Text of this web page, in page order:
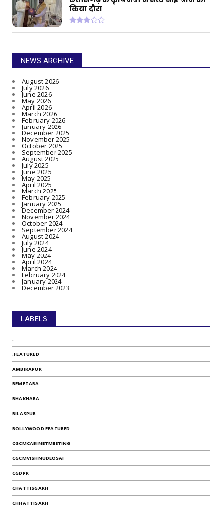
किया दौरा
NEWS ARCHIVE
August 2026
July 2026
June 2026
May 2026
April 2026
March 2026
February 2026
January 2026
December 2025
November 2025
October 2025
September 2025
August 2025
July 2025
June 2025
May 2025
April 2025
March 2025
February 2025
January 2025
December 2024
November 2024
October 2024
September 2024
August 2024
July 2024
June 2024
May 2024
April 2024
March 2024
February 2024
January 2024
December 2023
LABELS
.
.FEATURED
AMBIKAPUR
BEMETARA
BHAKHARA
BILASPUR
BOLLYWOOD FEATURED
CGCMCABINETMEETING
CGCMVISHNUDEOSAI
CGDPR
CHATTISGARH
CHHATTISARH